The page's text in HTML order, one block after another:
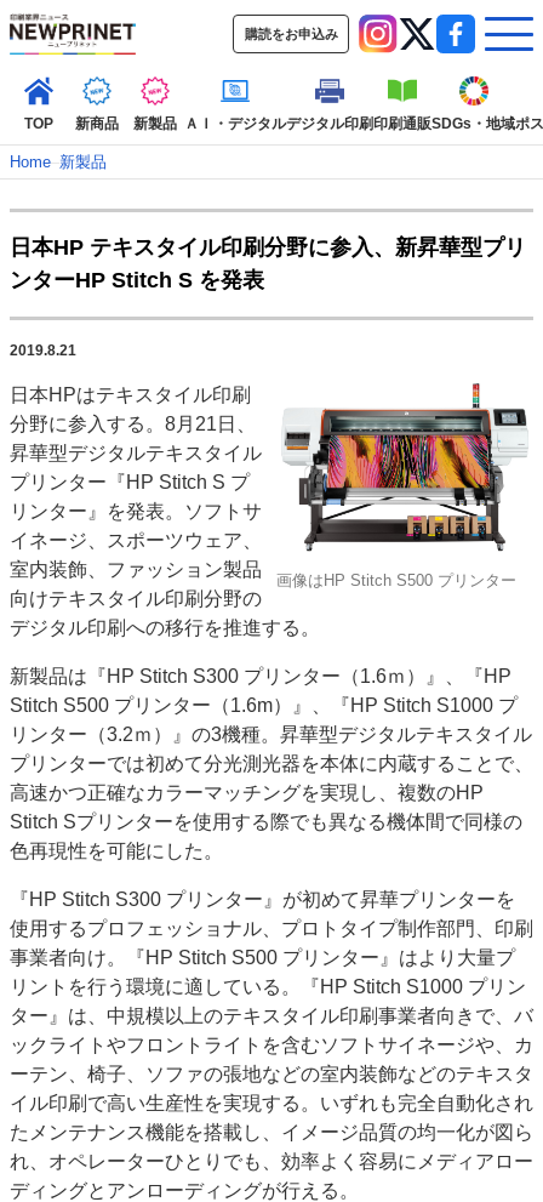
購読をお申込み
TOP 新商品 新製品 ＡＩ・デジタルデジタル印刷印刷通販SDGs・地域ポ
TOP
新着記事 特集記事
インタビュー
コレクション
SDGs・地域
ポストプレス ビジネス イベント 信用情報
業界
市場・統計
人事・移転・異動・訃報
特集記事カテゴリー一覧
特集・デジタル印刷 アイデアで勝負！ ～多様なビジネス・多彩な商材～
JAPAN PACK 2023 特集
中古印刷機・製本機特集
2022 見える化・MIS特集
2022 検査・校正特集
特集・デジタル印刷 ～ 新成長軌道を描く
案内
発刊案内
JFPI印刷用語集 印刷機材年鑑
運営
会社案内
購読・購入申し込み
サイトポリシー
お問い合わせ
Home–新製品
日本HP テキスタイル印刷分野に参入、新昇華型プリ
ンターHP Stitch S を発表
2019.8.21
画像はHP Stitch S500 プリンター
日本HPはテキスタイル印刷
分野に参入する。8月21日、
昇華型デジタルテキスタイル
プリンター『HP Stitch S プ
リンター』を発表。ソフトサ
イネージ、スポーツウェア、
室内装飾、ファッション製品
向けテキスタイル印刷分野の
デジタル印刷への移行を推進する。
新製品は『HP Stitch S300 プリンター（1.6ｍ）』、『HP
Stitch S500 プリンター（1.6m）』、『HP Stitch S1000 プ
リンター（3.2ｍ）』の3機種。昇華型デジタルテキスタイル
プリンターでは初めて分光測光器を本体に内蔵することで、
高速かつ正確なカラーマッチングを実現し、複数のHP
Stitch Sプリンターを使用する際でも異なる機体間で同様の
色再現性を可能にした。
『HP Stitch S300 プリンター』が初めて昇華プリンターを
使用するプロフェッショナル、プロトタイプ制作部門、印刷
事業者向け。『HP Stitch S500 プリンター』はより大量プ
リントを行う環境に適している。『HP Stitch S1000 プリン
ター』は、中規模以上のテキスタイル印刷事業者向きで、バ
ックライトやフロントライトを含むソフトサイネージや、カ
ーテン、椅子、ソファの張地などの室内装飾などのテキスタ
イル印刷で高い生産性を実現する。いずれも完全自動化され
たメンテナンス機能を搭載し、イメージ品質の均一化が図ら
れ、オペレーターひとりでも、効率よく容易にメディアロー
ディングとアンローディングが行える。